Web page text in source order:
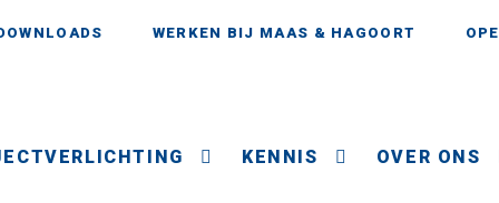
WERKEN BIJ MAAS & HAGOORT
KENNIS OVER ONS